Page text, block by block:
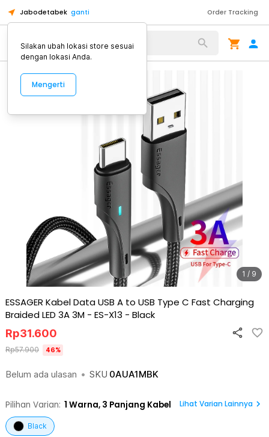
Jabodetabek ganti Order Tracking
Alat Kopi
1 / 9
ESSAGER Kabel Data USB A to USB Type C Fast Charging
Braided LED 3A 3M - ES-X13 - Black
Belum ada ulasan • SKU 0AUA1MBK
Rp31.600
Rp57.900 46%
Pilihan Varian: 1 Warna, 3 Panjang Kabel Lihat Varian Lainnya
Black
Silakan ubah lokasi store sesuai
dengan lokasi Anda.
Mengerti